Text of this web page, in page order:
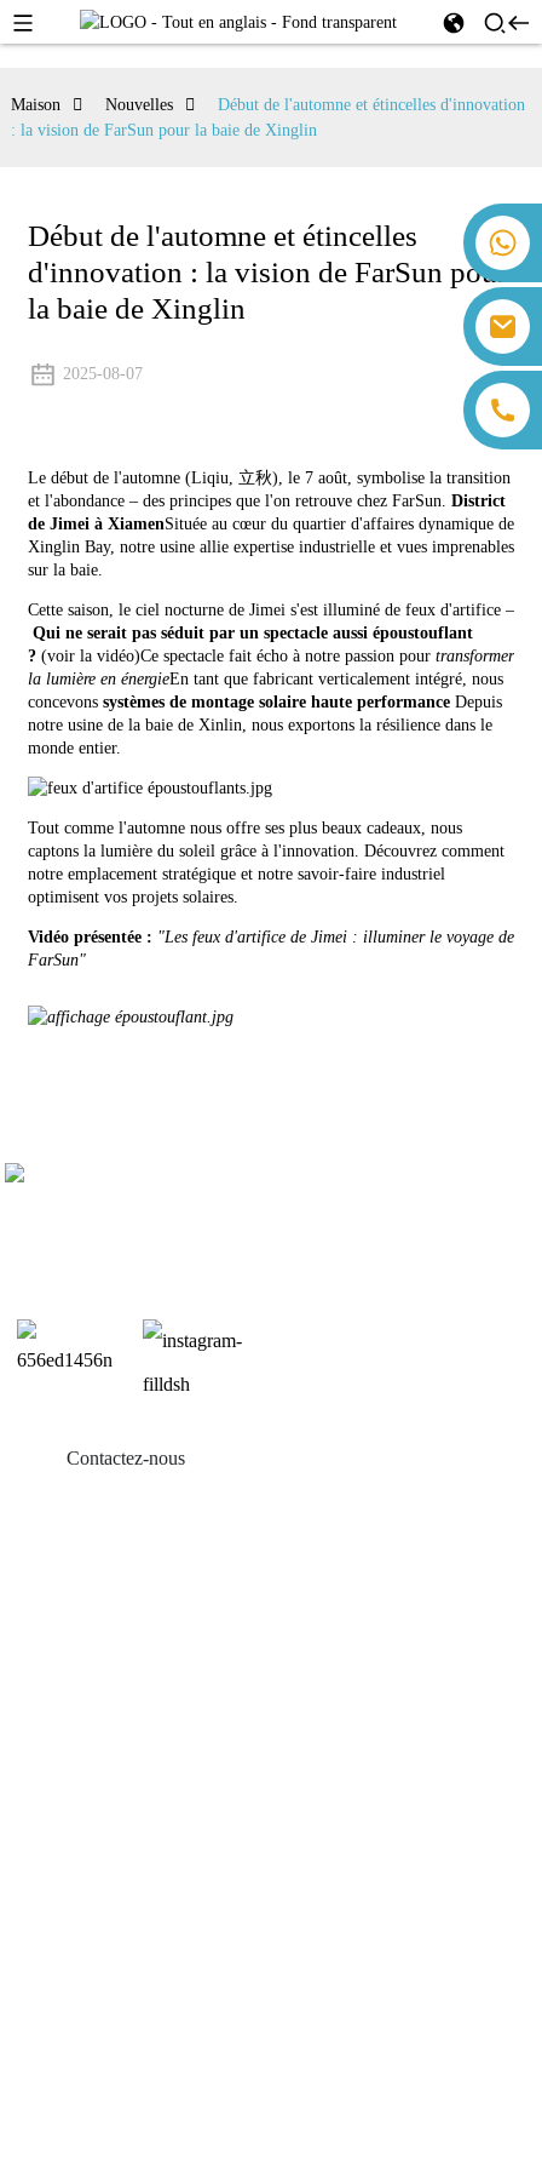
+86 18259071452 Hanna Lee
+86 13559179905 Sally Chen
+86 18350266301 Iris Hong
sales@farsunpv.com
Maison Nouvelles
Début de l'automne et étincelles d'innovation
: la vision de FarSun pour la baie de Xinglin
Début de l'automne et étincelles
d'innovation : la vision de FarSun pour
la baie de Xinglin
2025-08-07
Le début de l'automne (Liqiu, 立秋), le 7 août, symbolise la transition
et l'abondance – des principes que l'on retrouve chez FarSun. District
de Jimei à XiamenSituée au cœur du quartier d'affaires dynamique de
Xinglin Bay, notre usine allie expertise industrielle et vues imprenables
sur la baie.
Cette saison, le ciel nocturne de Jimei s'est illuminé de feux d'artifice –
Qui ne serait pas séduit par un spectacle aussi époustouflant
? (voir la vidéo)Ce spectacle fait écho à notre passion pour transformer
la lumière en énergieEn tant que fabricant verticalement intégré, nous
concevons systèmes de montage solaire haute performance Depuis
notre usine de la baie de Xinlin, nous exportons la résilience dans le
monde entier.
Tout comme l'automne nous offre ses plus beaux cadeaux, nous
captons la lumière du soleil grâce à l'innovation. Découvrez comment
notre emplacement stratégique et notre savoir-faire industriel
optimisent vos projets solaires.
Vidéo présentée : "Les feux d'artifice de Jimei : illuminer le voyage de
FarSun"
Contactez-nous